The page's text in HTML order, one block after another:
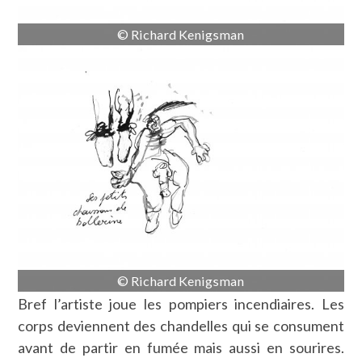
© Richard Kenigsman
© Richard Kenigsman
Bref l’artiste joue les pompiers incendiaires. Les
corps deviennent des chandelles qui se consument
avant de partir en fumée mais aussi en sourires.